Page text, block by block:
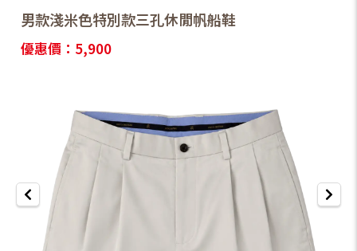
男款淺米色特別款三孔休閒帆船鞋
優惠價：5,900